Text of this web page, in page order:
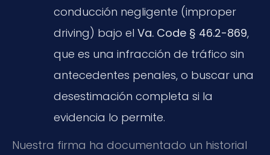
conducción negligente (improper
driving) bajo el Va. Code § 46.2-869,
que es una infracción de tráfico sin
antecedentes penales, o buscar una
desestimación completa si la
evidencia lo permite.
Nuestra firma ha documentado un historial